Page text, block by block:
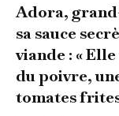
Adora,
sa sauce
viande : «
du poivre,
tomates